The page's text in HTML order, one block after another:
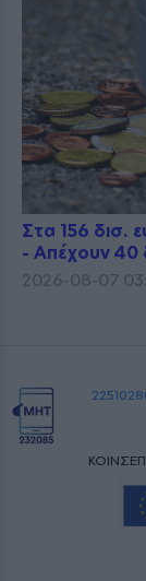
Στα 156 δισ.
- Απέχουν 40
2026-08-07